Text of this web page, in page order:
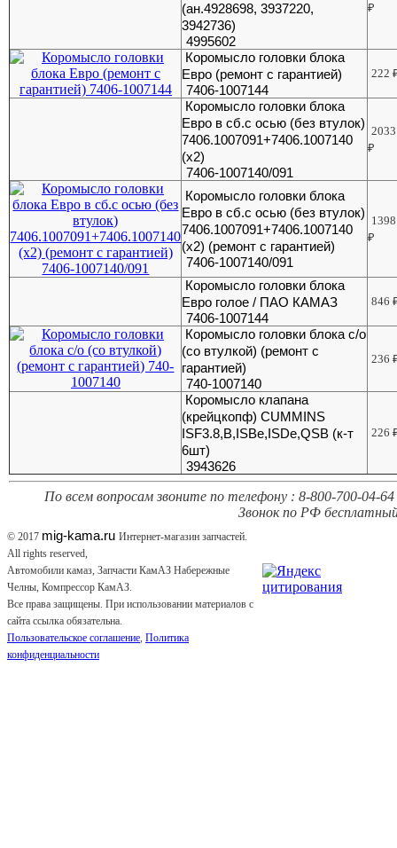
(ан.4928698, 3937220,
3942736)
4995602
₽
Коромысло головки блока
Евро (ремонт с гарантией)
7406-1007144
222
Коромысло головки блока
Евро в сб.с осью (без втулок)
7406.1007091+7406.1007140
(х2)
7406-1007140/091
2033
₽
Коромысло головки блока
Евро в сб.с осью (без втулок)
7406.1007091+7406.1007140
(х2) (ремонт с гарантией)
7406-1007140/091
1398
₽
Коромысло головки блока
Евро голое / ПАО КАМАЗ
7406-1007144
846
Коромысло головки блока с/о
(со втулкой) (ремонт с
гарантией)
740-1007140
236
Коромысло клапана
(крейцкопф) CUMMINS
ISF3.8,B,ISBе,ISDe,QSB (к-т
6шт)
3943626
226
По всем вопросам звоните по телефону : 8-800-700-04-64
Звонок по РФ
© 2017 mig-kama.ru Интернет-магазин запчастей.
All rights reserved,
Автомобили камаз, Запчасти КамАЗ Набережные
Челны, Компрессор КамАЗ.
Все права защищены. При использовании материалов с
сайта ссылка обязательна.
Пользовательское соглашение, Политика
конфиденциальности